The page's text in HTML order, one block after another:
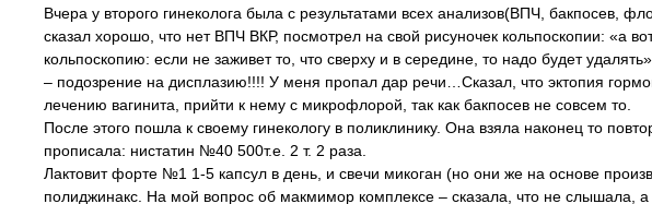
Вчера у второго гинеколога была с результатами всех анализов(ВПЧ, бакпосев,
сказал хорошо, что нет ВПЧ ВКР, посмотрел на свой рисуночек кольпоскопии: «а
кольпоскопию: если не заживет то, что сверху и в середине, то надо будет
– подозрение на дисплазию!!!! У меня пропал дар речи…Сказал, что эктопия
лечению вагинита, прийти к нему с микрофлорой, так как бакпосев не совсем то.
После этого пошла к своему гинекологу в поликлинику. Она взяла наконец то
прописала: нистатин №40 500т.е. 2 т. 2 раза.
Лактовит форте №1 1-5 капсул в день, и свечи микоган (но они же на основе
полиджинакс. На мой вопрос об макмимор комплексе – сказала, что не слышала, а